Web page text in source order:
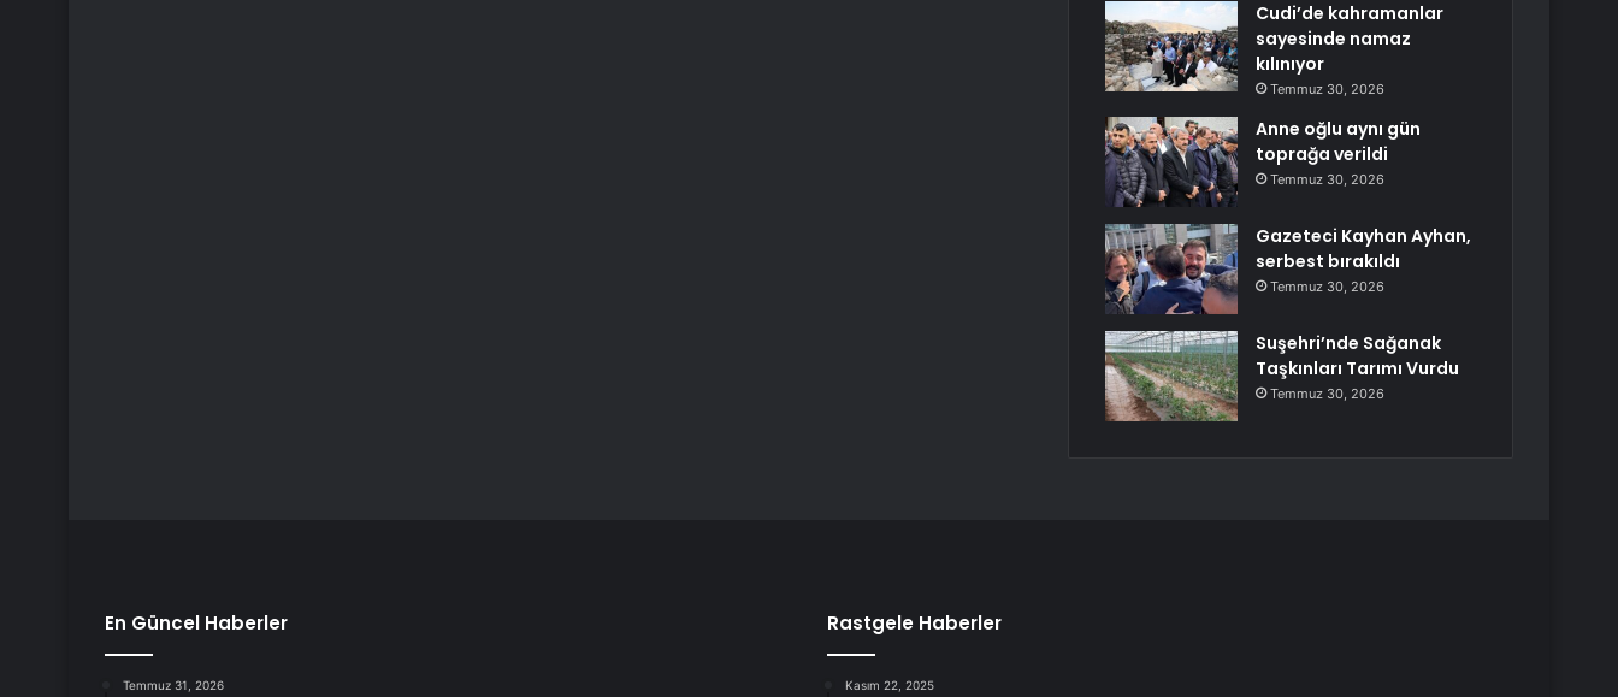
Cudi’de kahramanlar
sayesinde namaz
kılınıyor
Temmuz 30, 2026
Anne oğlu aynı gün
toprağa verildi
Temmuz 30, 2026
Gazeteci Kayhan Ayhan,
serbest bırakıldı
Temmuz 30, 2026
Suşehri’nde Sağanak
Taşkınları Tarımı Vurdu
Temmuz 30, 2026
En Güncel Haberler
Temmuz 31, 2026
Rastgele Haberler
Kasım 22, 2025